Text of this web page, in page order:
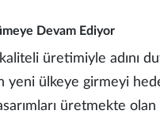
Devam Ediyor
üretimiyle adını
yeni ülkeye girmeyi
üretmekte